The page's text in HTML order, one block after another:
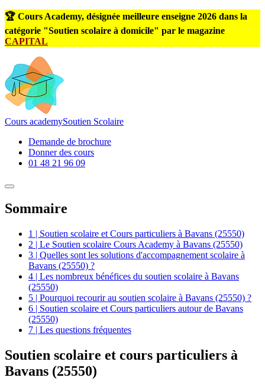
🏆 Cours Academy, désignée meilleure enseigne 2026 dans la
catégorie "Soutien scolaire à domicile" par le magazine
CAPITAL
Cours academySoutien Scolaire
Demande de brochure
Donner des cours
01 48 21 96 09
Sommaire
1 | Soutien scolaire et Cours particuliers à Bavans (25550)
2 | Le Soutien scolaire Cours Academy à Bavans (25550)
3 | Quelles sont les solutions d'accompagnement scolaire à
Bavans (25550) ?
4 | Les nombreux bénéfices du soutien scolaire à Bavans
(25550)
5 | Pourquoi recourir au soutien scolaire à Bavans (25550) ?
6 | Soutien scolaire et Cours particuliers autour de Bavans
(25550)
7 | Les questions fréquentes
Soutien scolaire et cours particuliers à
Bavans (25550)